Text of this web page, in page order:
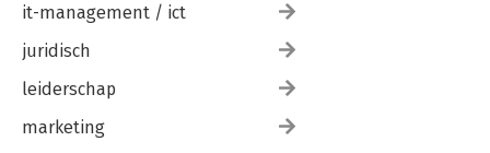
it-management / ict
juridisch
leiderschap
marketing